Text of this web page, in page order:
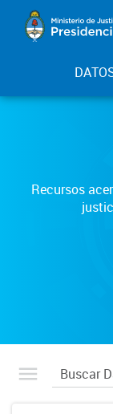
Recursos